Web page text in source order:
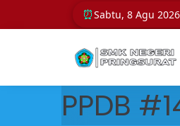
⏰Sabtu, 8 Agu 2026
PPDB